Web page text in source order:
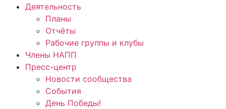
Деятельность
Планы
Отчёты
Рабочие группы и клубы
Члены НАПП
Пресс-центр
Новости сообщества
События
День Победы!